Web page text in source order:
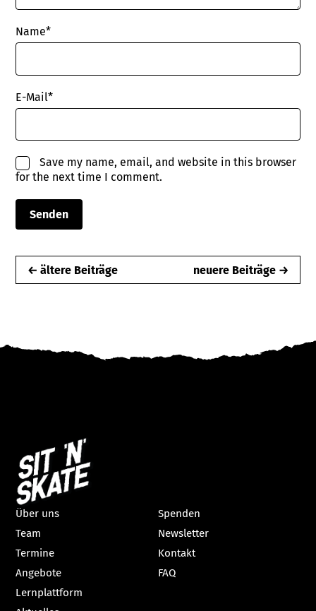
Name*
E-Mail*
Save my name, email, and website in this browser
for the next time I comment.
← ältere Beiträge neuere Beiträge →
Über uns
Team
Termine
Angebote
Lernplattform
Spenden
Newsletter
Kontakt
FAQ